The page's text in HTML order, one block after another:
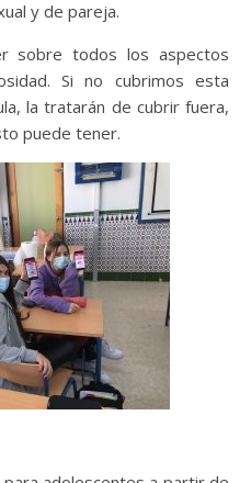
y de pareja.
sobre todos los aspectos
Si no cubrimos esta
la tratarán de cubrir fuera,
puede tener.